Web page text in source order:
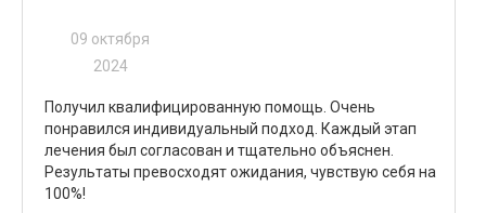
09 октября
2024
Получил квалифицированную помощь. Очень
понравился индивидуальный подход. Каждый этап
лечения был согласован и тщательно объяснен.
Результаты превосходят ожидания, чувствую себя на
100%!